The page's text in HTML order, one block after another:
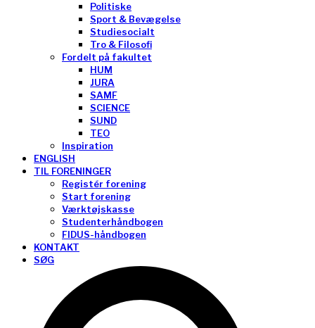
Politiske
Sport & Bevægelse
Studiesocialt
Tro & Filosofi
Fordelt på fakultet
HUM
JURA
SAMF
SCIENCE
SUND
TEO
Inspiration
ENGLISH
TIL FORENINGER
Registér forening
Start forening
Værktøjskasse
Studenterhåndbogen
FIDUS-håndbogen
KONTAKT
SØG